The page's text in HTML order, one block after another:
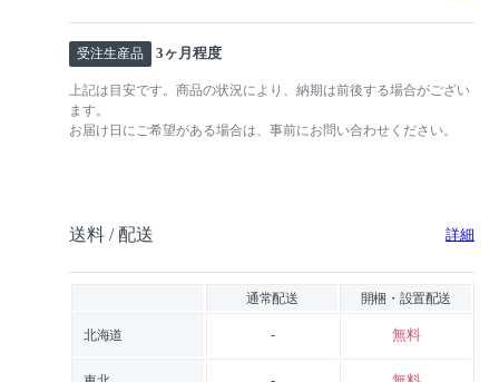
受注生産品 3ヶ月程度
上記は目安です。商品の状況により、納期は前後する場合がござい
ます。
お届け日にご希望がある場合は、事前にお問い合わせください。
送料 / 配送 詳細
通常配送 開梱・設置配送
北海道 - 無料